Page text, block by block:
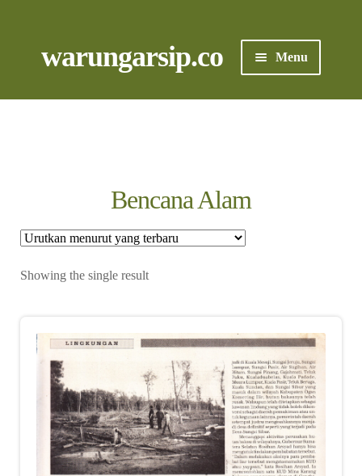
to
to
warungarsip.co Menu
Beranda
Foto
Suara
Cari Arsip
Alamat
Rekening
Bencana Alam
Showing the single result